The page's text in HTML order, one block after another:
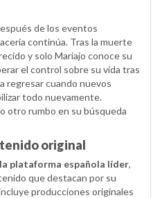
de los eventos
continúa. Tras la muerte
y solo Mariajo conoce su
el control sobre su vida tras
regresar cuando nuevos
todo nuevamente.
otro rumbo en su búsqueda
original
plataforma española líder,
que destacan por su
producciones originales